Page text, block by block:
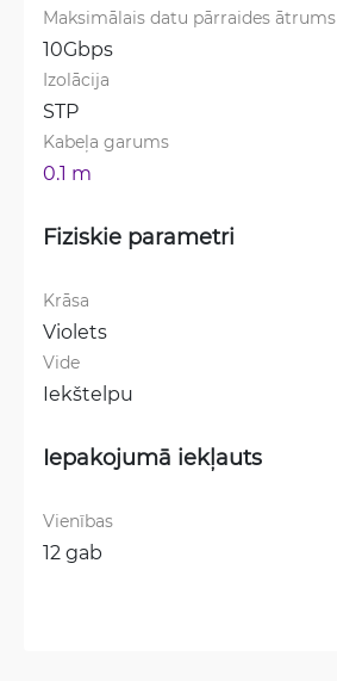
Maksimālais datu pārraides ātrums
10Gbps
Izolācija
STP
Kabeļa garums
0.1 m
Fiziskie parametri
Krāsa
Violets
Vide
Iekštelpu
Iepakojumā iekļauts
Vienības
12 gab